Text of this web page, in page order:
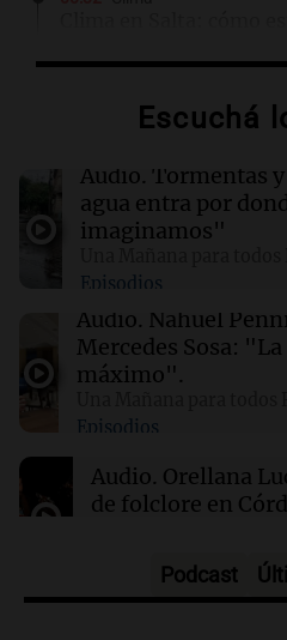
Clima
este domingo 9 de
00:21 Clima
este domingo 9 de
00:16 Clima
Clima en Santa Fe:
Escuchá
Audio. Tormentas
agua entra por
imaginamos"
Episodios
Audio. Nahuel
Mercedes Sosa:
máximo".
Episodios
Audio. Orellana
de folclore en
Audio.Trágico
Podcast